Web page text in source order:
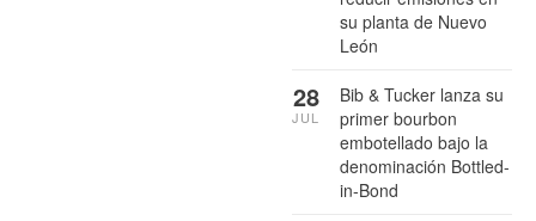
su planta de Nuevo
León
Bib & Tucker lanza su
primer bourbon
embotellado bajo la
denominación Bottled-
in-Bond
28
JUL